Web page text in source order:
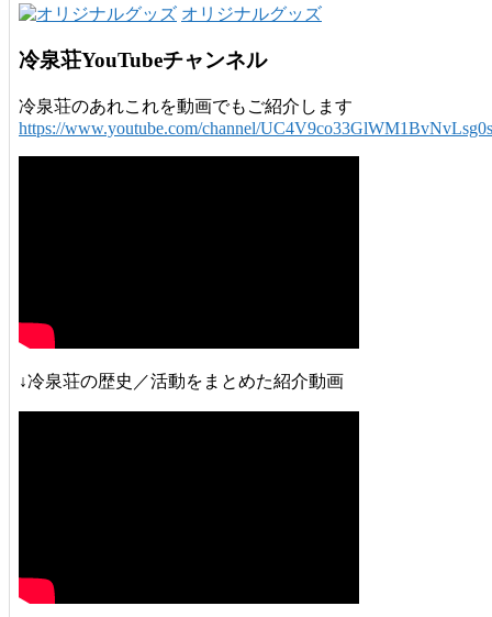
オリジナルグッズ
冷泉荘YouTubeチャンネル
冷泉荘のあれこれを動画でもご紹介します
https://www.youtube.com/channel/
↓冷泉荘の歴史／活動をまとめた紹介動画